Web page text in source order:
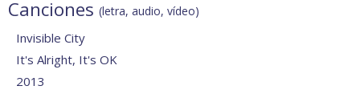
Canciones (letra, audio, vídeo)
Invisible City
It's Alright, It's OK
2013